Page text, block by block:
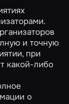
и точную
при
какой-либо
о